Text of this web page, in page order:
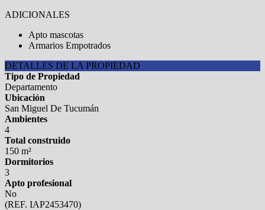
ADICIONALES
Apto mascotas
Armarios Empotrados
DETALLES DE LA PROPIEDAD
Tipo de Propiedad
Departamento
Ubicación
San Miguel De Tucumán
Ambientes
4
Total construido
150 m²
Dormitorios
3
Apto profesional
No
(REF. IAP2453470)